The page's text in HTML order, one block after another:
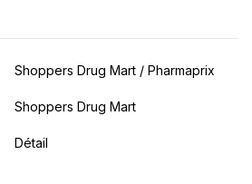
Shoppers Drug Mart / Pharmaprix
Shoppers Drug Mart
Détail